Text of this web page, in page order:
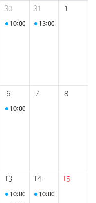
30 31 1
홍천군청
10:00 프로그램 운영
13:00
6 7 8
홍천군종합사회복지관
10:00
13 14 15
아동친화드림
10:00
프로그램 운영
10:00